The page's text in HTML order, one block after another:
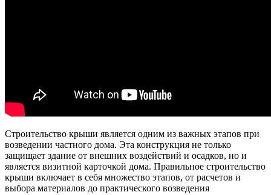
Строительство крыши является одним из важных этапов при
возведении частного дома. Эта конструкция не только
защищает здание от внешних воздействий и осадков, но и
является визитной карточкой дома. Правильное строительство
крыши включает в себя множество этапов, от расчетов и
выбора материалов до практического возведения